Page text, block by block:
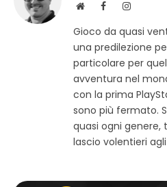
S
t
o
w
F
c
e
b
k
I
s
t
a
m
Gioco da quasi
una predilezione
particolare per
avventura nel
con la prima
sono più fermato.
quasi ogni genere,
lascio volentieri